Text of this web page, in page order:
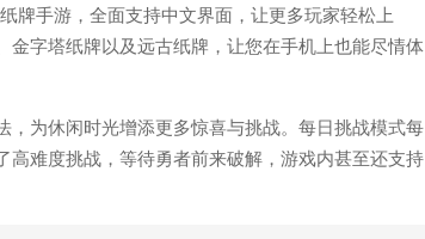
牌手游，全面支持中文界面，让更多玩家轻松上
字塔纸牌以及远古纸牌，让您在手机上也能尽情体
为休闲时光增添更多惊喜与挑战。每日挑战模式每
难度挑战，等待勇者前来破解，游戏内甚至还支持